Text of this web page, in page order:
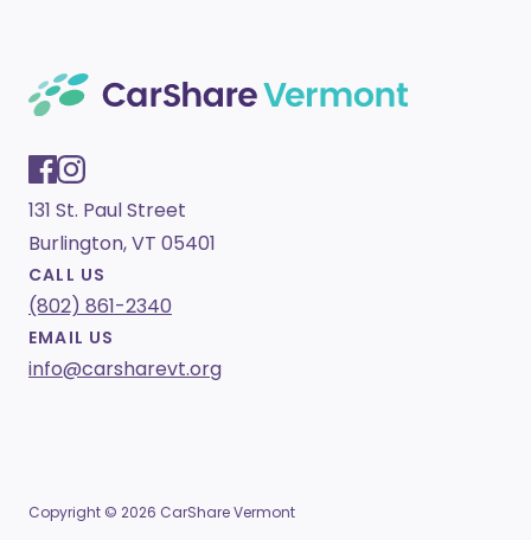
131 St. Paul Street
Burlington, VT 05401
CALL US
(802) 861-2340
EMAIL US
info@carsharevt.org
Copyright © 2026 CarShare Vermont